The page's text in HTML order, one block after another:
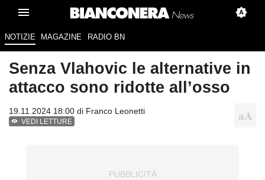
NOTIZIE MAGAZINE RADIO BN
Senza Vlahovic le alternative in
attacco sono ridotte all’osso
19.11.2024 18:00 di Franco Leonetti
VEDI LETTURE